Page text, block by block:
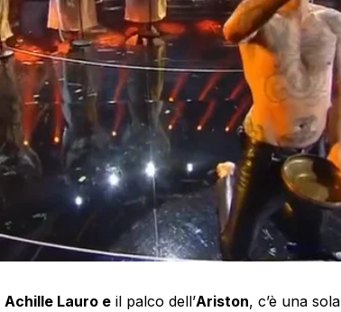
Achille Lauro eil palco dell’Ariston, c’è una